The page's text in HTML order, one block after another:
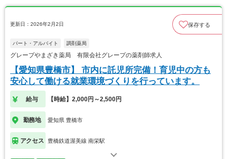
更新日：2026年2月2日 保存する
パート・アルバイト 調剤薬局
グレープやまざき薬局 有限会社グレープの薬剤師求人
【愛知県豊橋市】 市内に託児所完備！育児中の方も
安心して働ける就業環境づくりを行っています。
給与 【時給】2,000円～2,500円
勤務地 愛知県 豊橋市
アクセス 豊橋鉄道渥美線 南栄駅